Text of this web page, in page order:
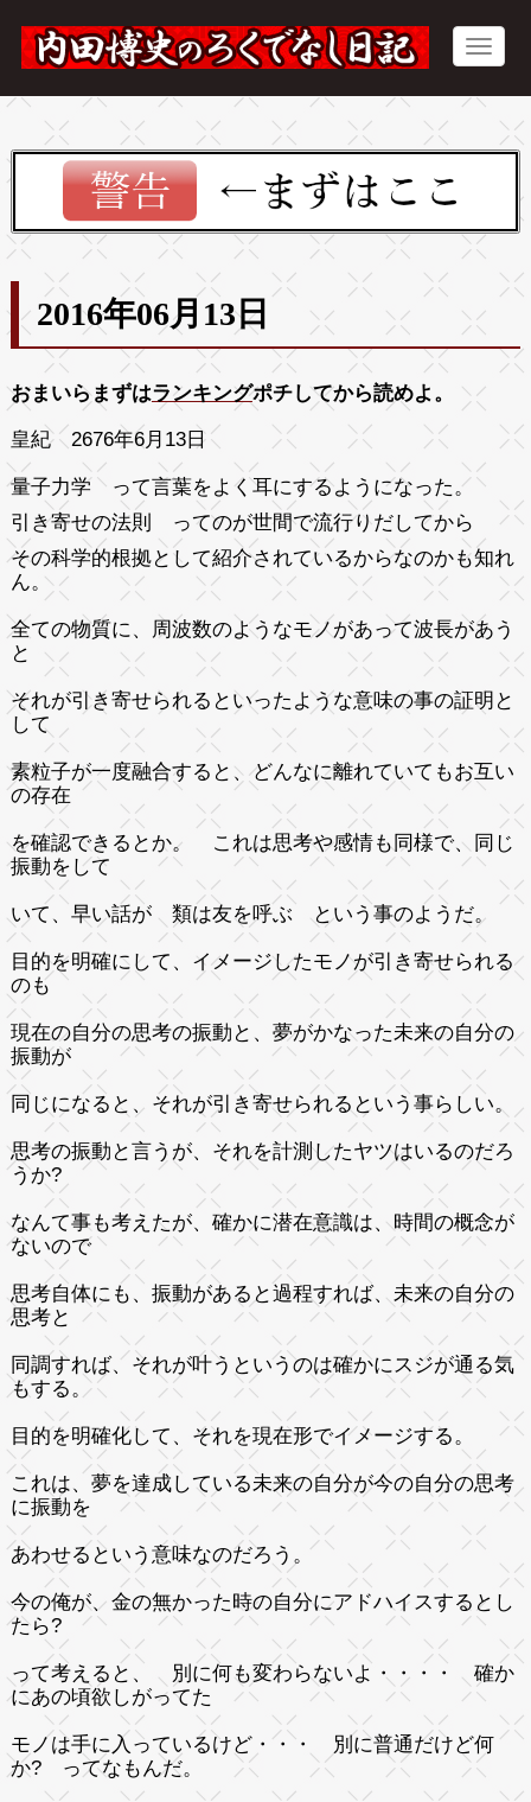
2016年06月13日
おまいらまずはランキングポチしてから読めよ。
皇紀 2676年6月13日
量子力学 って言葉をよく耳にするようになった。
引き寄せの法則 ってのが世間で流行りだしてから
その科学的根拠として紹介されているからなのかも知れ
ん。
全ての物質に、周波数のようなモノがあって波長があう
と
それが引き寄せられるといったような意味の事の証明と
して
素粒子が一度融合すると、どんなに離れていてもお互い
の存在
を確認できるとか。 これは思考や感情も同様で、同じ
振動をして
いて、早い話が 類は友を呼ぶ という事のようだ。
目的を明確にして、イメージしたモノが引き寄せられる
のも
現在の自分の思考の振動と、夢がかなった未来の自分の
振動が
同じになると、それが引き寄せられるという事らしい。
思考の振動と言うが、それを計測したヤツはいるのだろ
うか?
なんて事も考えたが、確かに潜在意識は、時間の概念が
ないので
思考自体にも、振動があると過程すれば、未来の自分の
思考と
同調すれば、それが叶うというのは確かにスジが通る気
もする。
目的を明確化して、それを現在形でイメージする。
これは、夢を達成している未来の自分が今の自分の思考
に振動を
あわせるという意味なのだろう。
今の俺が、金の無かった時の自分にアドハイスするとし
たら?
って考えると、 別に何も変わらないよ・・・・ 確か
にあの頃欲しがってた
モノは手に入っているけど・・・ 別に普通だけど何
か? ってなもんだ。